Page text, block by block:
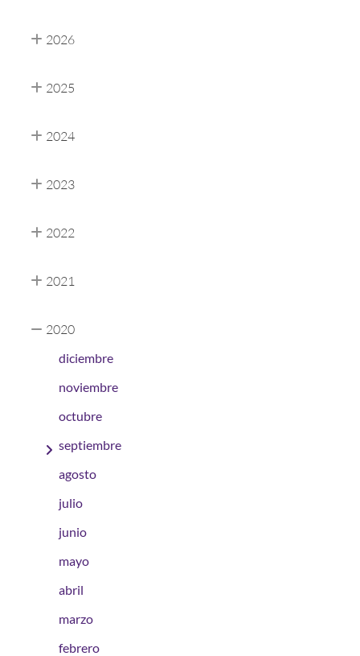
2026
2025
2024
2023
2022
2021
2020
diciembre
noviembre
octubre
septiembre
agosto
julio
junio
mayo
abril
marzo
febrero